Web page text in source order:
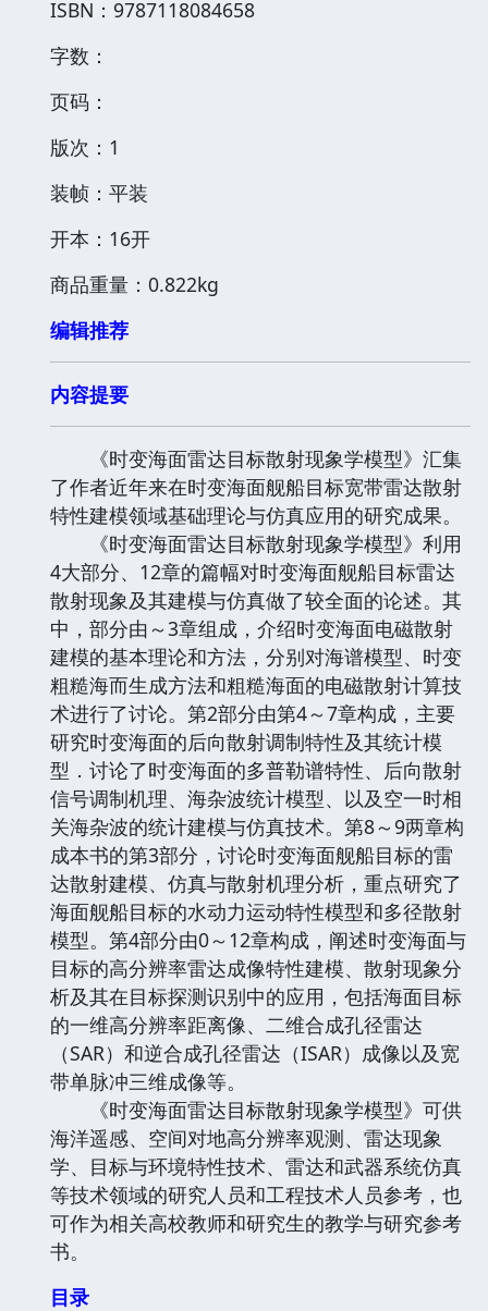
ISBN：9787118084658
字数：
页码：
版次：1
装帧：平装
开本：16开
商品重量：0.822kg
编辑推荐
内容提要
《时变海面雷达目标散射现象学模型》汇集
了作者近年来在时变海面舰船目标宽带雷达散射
特性建模领域基础理论与仿真应用的研究成果。
《时变海面雷达目标散射现象学模型》利用
4大部分、12章的篇幅对时变海面舰船目标雷达
散射现象及其建模与仿真做了较全面的论述。其
中，部分由～3章组成，介绍时变海面电磁散射
建模的基本理论和方法，分别对海谱模型、时变
粗糙海而生成方法和粗糙海面的电磁散射计算技
术进行了讨论。第2部分由第4～7章构成，主要
研究时变海面的后向散射调制特性及其统计模
型．讨论了时变海面的多普勒谱特性、后向散射
信号调制机理、海杂波统计模型、以及空一时相
关海杂波的统计建模与仿真技术。第8～9两章构
成本书的第3部分，讨论时变海面舰船目标的雷
达散射建模、仿真与散射机理分析，重点研究了
海面舰船目标的水动力运动特性模型和多径散射
模型。第4部分由0～12章构成，阐述时变海面与
目标的高分辨率雷达成像特性建模、散射现象分
析及其在目标探测识别中的应用，包括海面目标
的一维高分辨率距离像、二维合成孔径雷达
（SAR）和逆合成孔径雷达（ISAR）成像以及宽
带单脉冲三维成像等。
《时变海面雷达目标散射现象学模型》可供
海洋遥感、空间对地高分辨率观测、雷达现象
学、目标与环境特性技术、雷达和武器系统仿真
等技术领域的研究人员和工程技术人员参考，也
可作为相关高校教师和研究生的教学与研究参考
书。
目录